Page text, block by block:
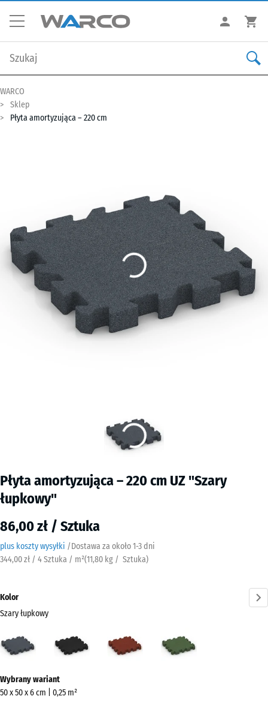
WARCO
Sklep
Płyta amortyzująca – 220 cm
Płyta amortyzująca – 220 cm UZ "Szary
łupkowy"
86,00 zł / Sztuka
plus koszty wysyłki /Dostawa za około​ ​ ​​​1-3 dni
344,00 zł / 4 Sztuka / m²(11,80 kg / Sztuka)
Kolor
Szary łupkowy
łupkowy
Czerwony
ceglasty
trawiasty
informacji
o
Wybrany wariant
50 x 50 x 6 cm | 0,25 m²